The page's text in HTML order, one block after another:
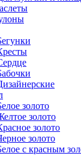
золото
золото
золото
золото
с красным